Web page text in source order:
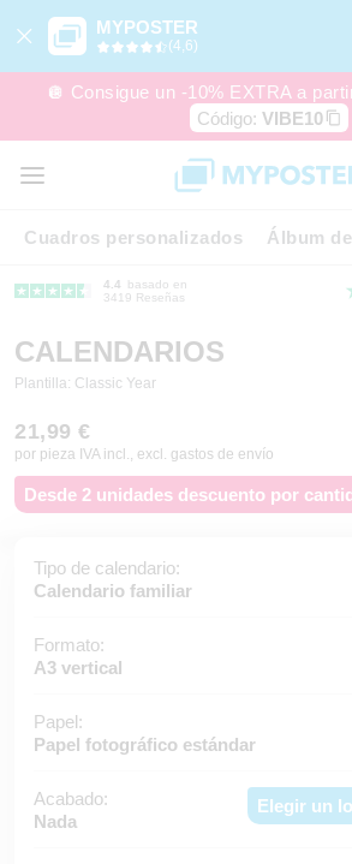
MYPOSTER
(4,6)
🪩 Consigue un -10% EXTRA a
Código: VIBE10
Cuadros personalizados Álbum
4.4
basado en
3419 Reseñas
CALENDARIOS
Plantilla: Classic Year
21,99 €
por pieza IVA incl., excl. gastos de envío
Desde 2 unidades descuento por
Tipo de calendario:
Calendario familiar
Formato:
A3 vertical
Papel:
Papel fotográfico estándar
Acabado:
Nada
Elegir un